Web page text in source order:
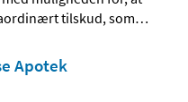
tilskud, som…
Apotek